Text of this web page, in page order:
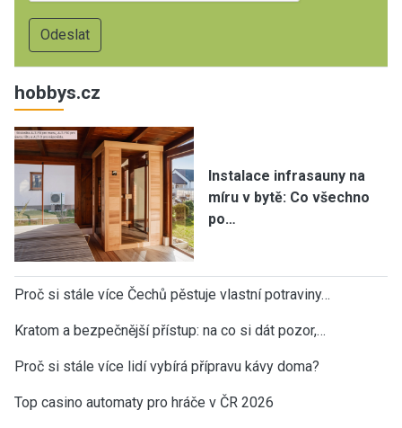
hobbys.cz
Instalace infrasauny na
míru v bytě: Co všechno
po…
Proč si stále více Čechů pěstuje vlastní potraviny…
Kratom a bezpečnější přístup: na co si dát pozor,…
Proč si stále více lidí vybírá přípravu kávy doma?
Top casino automaty pro hráče v ČR 2026